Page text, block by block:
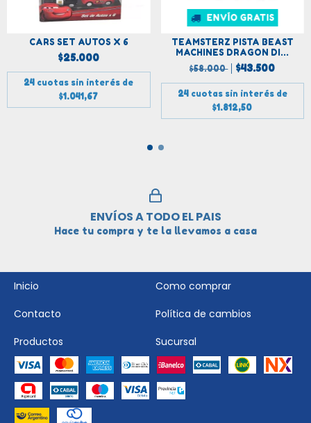
CARS SET AUTOS X 6
$25.000
24 cuotas sin interés de
$1.041,67
ENVÍO GRATIS
TEAMSTERZ PISTA BEAST
MACHINES DRAGON DI...
$58.000
$43.500
24 cuotas sin interés de
$1.812,50
ENVÍOS A TODO EL PAIS
Hace tu compra y te la llevamos a casa
Inicio
Como comprar
Contacto
Política de cambios
Productos
Sucursal